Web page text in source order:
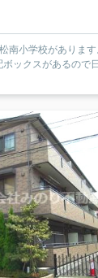
南小学校がありま
ックスがあるので